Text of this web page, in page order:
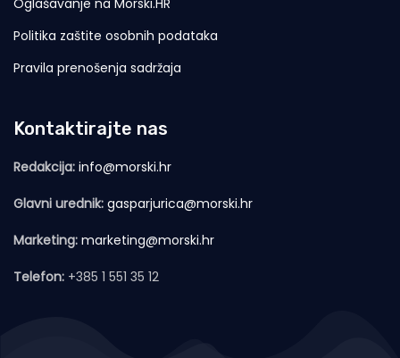
Politika zaštite osobnih podataka
Pravila prenošenja sadržaja
Kontaktirajte nas
Redakcija: info@morski.hr
Glavni urednik: gasparjurica@morski.hr
Marketing: marketing@morski.hr
Telefon: +385 1 551 35 12